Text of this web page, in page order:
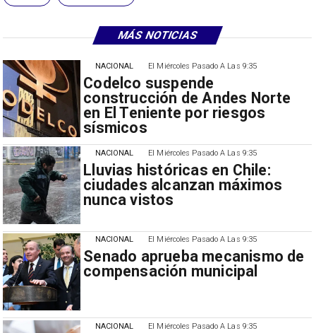
MÁS NOTICIAS
El Miércoles Pasado A Las 9:35
Codelco suspende
construcción de Andes Norte
en El Teniente por riesgos
sísmicos
NACIONAL
El Miércoles Pasado A Las 9:35
Lluvias históricas en Chile:
ciudades alcanzan máximos
nunca vistos
NACIONAL
El Miércoles Pasado A Las 9:35
Senado aprueba mecanismo de
compensación municipal
NACIONAL
El Miércoles Pasado A Las 9:35
NACIONAL